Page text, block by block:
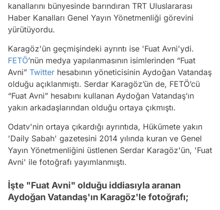
kanallarını bünyesinde barındıran TRT Uluslararası
Haber Kanalları Genel Yayın Yönetmenliği görevini
yürütüyordu.
Karagöz'ün geçmişindeki ayrıntı ise 'Fuat Avni'ydi.
FETÖ’nün medya yapılanmasının isimlerinden “Fuat
Avni” Twitter hesabının yöneticisinin Aydoğan Vatandaş
olduğu açıklanmıştı. Serdar Karagöz’ün de, FETÖ’cü
“Fuat Avni” hesabını kullanan Aydoğan Vatandaş’ın
yakın arkadaşlarından olduğu ortaya çıkmıştı.
Odatv'nin ortaya çıkardığı ayrıntıda, Hükümete yakın
'Daily Sabah' gazetesini 2014 yılında kuran ve Genel
Yayın Yönetmenliğini üstlenen Serdar Karagöz'ün, 'Fuat
Avni' ile fotoğrafı yayımlanmıştı.
İşte "Fuat Avni" olduğu iddiasıyla aranan
Aydoğan Vatandaş'ın Karagöz'le fotoğrafı;